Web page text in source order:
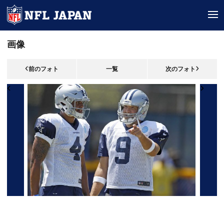
画像
前のフォト 一覧 次のフォト